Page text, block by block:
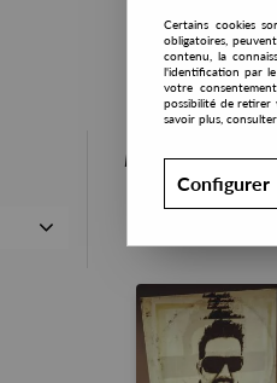
PRESALES
Certains cookies
obligatoires,
contenu, la
l'identification par
votre
possibilité de
savoir plus,
Configurer